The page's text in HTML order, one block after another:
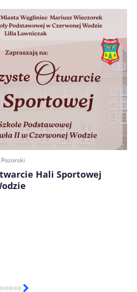
dane w tej przeglądarce podczas
komentarzy.
Hali Sportowej